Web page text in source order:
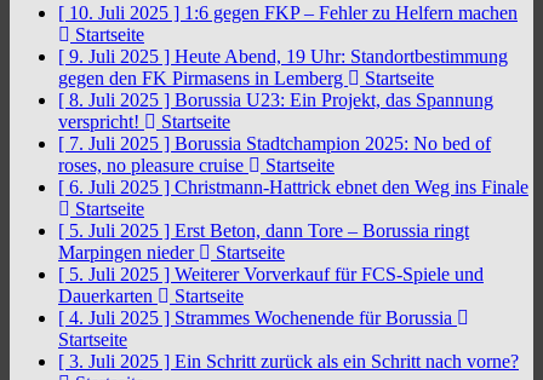
[ 10. Juli 2025 ] 1:6 gegen FKP – Fehler zu Helfern machen
Startseite
[ 9. Juli 2025 ] Heute Abend, 19 Uhr: Standortbestimmung
gegen den FK Pirmasens in Lemberg
Startseite
[ 8. Juli 2025 ] Borussia U23: Ein Projekt, das Spannung
verspricht!
Startseite
[ 7. Juli 2025 ] Borussia Stadtchampion 2025: No bed of
roses, no pleasure cruise
Startseite
[ 6. Juli 2025 ] Christmann-Hattrick ebnet den Weg ins Finale
Startseite
[ 5. Juli 2025 ] Erst Beton, dann Tore – Borussia ringt
Marpingen nieder
Startseite
[ 5. Juli 2025 ] Weiterer Vorverkauf für FCS-Spiele und
Dauerkarten
Startseite
[ 4. Juli 2025 ] Strammes Wochenende für Borussia
Startseite
[ 3. Juli 2025 ] Ein Schritt zurück als ein Schritt nach vorne?